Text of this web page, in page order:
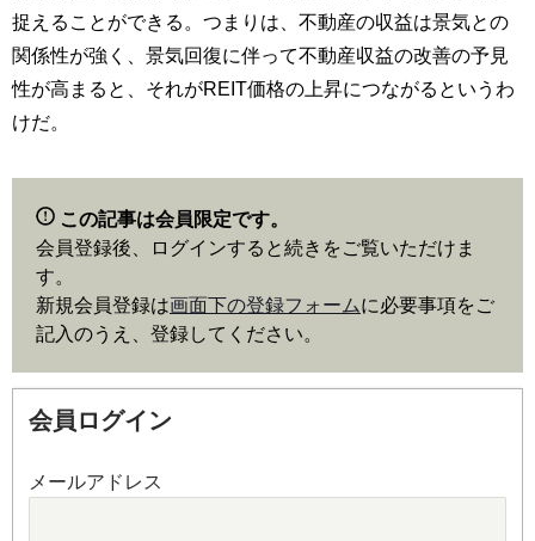
捉えることができる。つまりは、不動産の収益は景気との
関係性が強く、景気回復に伴って不動産収益の改善の予見
性が高まると、それがREIT価格の上昇につながるというわ
けだ。
この記事は会員限定です。
会員登録後、ログインすると続きをご覧いただけま
す。
新規会員登録は画面下の登録フォームに必要事項をご
記入のうえ、登録してください。
会員ログイン
メールアドレス